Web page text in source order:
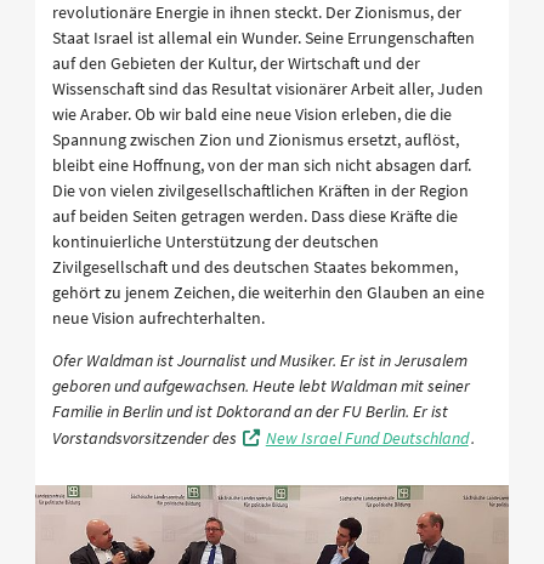
revolutionäre Energie in ihnen steckt. Der Zionismus, der
Staat Israel ist allemal ein Wunder. Seine Errungenschaften
auf den Gebieten der Kultur, der Wirtschaft und der
Wissenschaft sind das Resultat visionärer Arbeit aller, Juden
wie Araber. Ob wir bald eine neue Vision erleben, die die
Spannung zwischen Zion und Zionismus ersetzt, auflöst,
bleibt eine Hoffnung, von der man sich nicht absagen darf.
Die von vielen zivilgesellschaftlichen Kräften in der Region
auf beiden Seiten getragen werden. Dass diese Kräfte die
kontinuierliche Unterstützung der deutschen
Zivilgesellschaft und des deutschen Staates bekommen,
gehört zu jenem Zeichen, die weiterhin den Glauben an eine
neue Vision aufrechterhalten.
Ofer Waldman ist Journalist und Musiker. Er ist in Jerusalem
geboren und aufgewachsen. Heute lebt Waldman mit seiner
Familie in Berlin und ist Doktorand an der FU Berlin. Er ist
Vorstandsvorsitzender des
New Israel Fund Deutschland.